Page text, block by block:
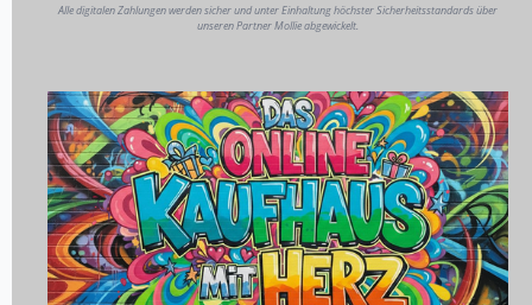
Alle digitalen Zahlungen werden sicher und unter Einhaltung höchster Sicherheitsstandards über
unseren Partner Mollie abgewickelt.